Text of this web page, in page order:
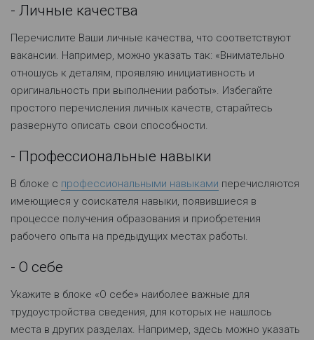
- Личные качества
Перечислите Ваши личные качества, что соответствуют
вакансии. Например, можно указать так: «Внимательно
отношусь к деталям, проявляю инициативность и
оригинальность при выполнении работы». Избегайте
простого перечисления личных качеств, старайтесь
развернуто описать свои способности.
- Профессиональные навыки
В блоке с профессиональными навыками перечисляются
имеющиеся у соискателя навыки, появившиеся в
процессе получения образования и приобретения
рабочего опыта на предыдущих местах работы.
- О себе
Укажите в блоке «О себе» наиболее важные для
трудоустройства сведения, для которых не нашлось
места в других разделах. Например, здесь можно указать